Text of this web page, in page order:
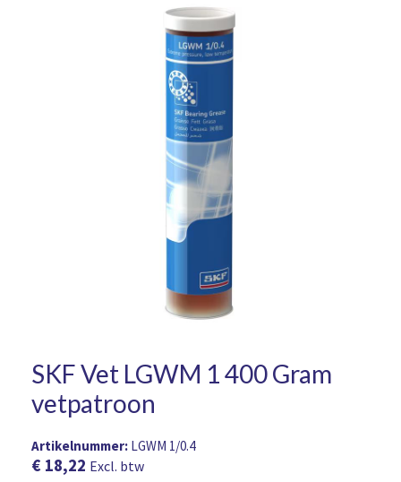
SKF Vet LGWM 1 400 Gram
vetpatroon
Artikelnummer: LGWM 1/0.4
€ 18,22 Excl. btw